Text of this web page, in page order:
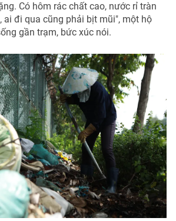
Có hôm rác chất cao, nước rỉ tràn
ai đi qua cũng phải bịt mũi", một hộ
gần trạm, bức xúc nói.